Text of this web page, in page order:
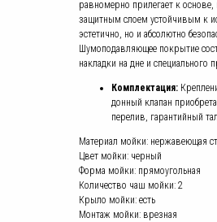
равномерно прилегает к
защитным слоем устойчивым к
эстетично, но и абсолютно
Шумоподавляющее покрытие
накладки на дне и специального
Комплектация:
донный клапан
перелив, гарантийный
Материал мойки: нержавеющая
Цвет мойки: черный
Форма мойки: прямоугольная
Количество чаш мойки: 2
Крыло мойки: есть
Монтаж мойки: врезная